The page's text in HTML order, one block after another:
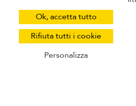
Ok, accetta tutto
Rifiuta tutti i cookie
Personalizza